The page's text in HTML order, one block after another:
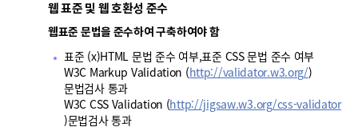
웹 표준 및 웹 호환성 준수
웹표준 문법을 준수하여 구축하여야 함
표준 (x)HTML 문법 준수 여부,표준 CSS 문법 준수 여부
W3C Markup Validation (http://validator.w3.org/)
문법검사 통과
W3C CSS Validation (http://jigsaw.w3.org/css-validator
)문법검사 통과